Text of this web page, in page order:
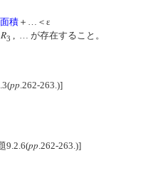
面積 ＋…＜ε
R3 , … が存在すること。
pp .262-263.)]
9.2.6(pp .262-263.)]